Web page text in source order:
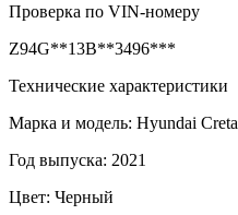
Проверка по VIN-номеру
Z94G**13B**3496***
Технические характеристики
Марка и модель: Hyundai Creta
Год выпуска: 2021
Цвет: Черный